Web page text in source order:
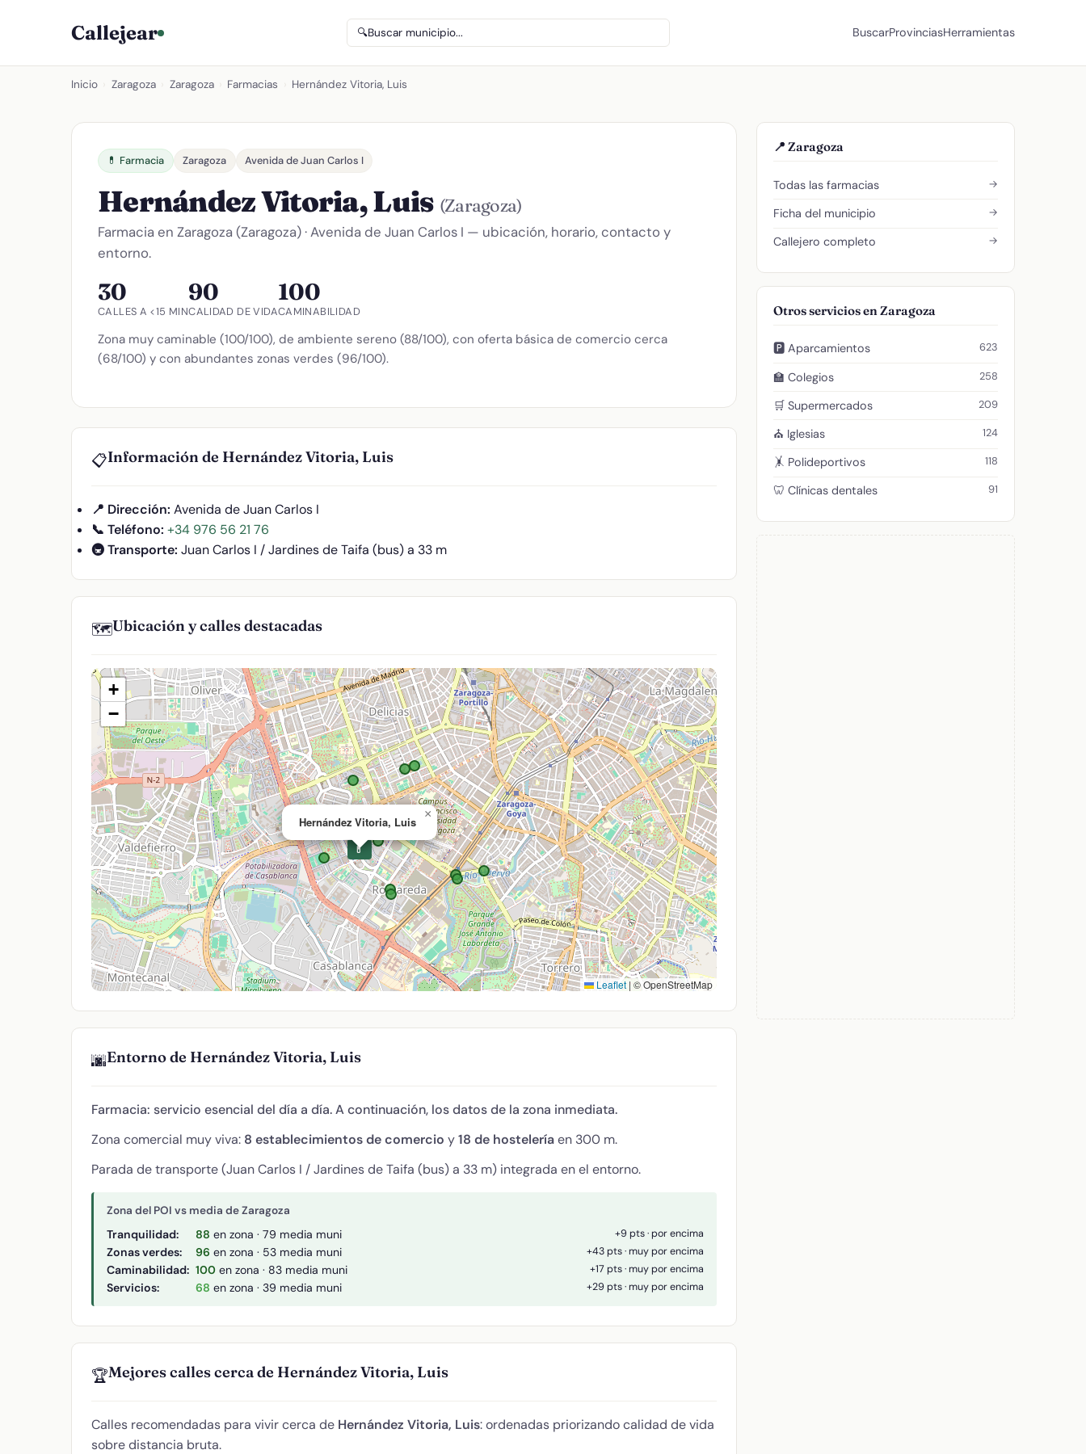
Callejear 🔍Buscar municipio... BuscarProvinciasHerramientas
Inicio Zaragoza Zaragoza Farmacias Hernández Vitoria, Luis
💊 Farmacia Zaragoza Avenida de Juan Carlos I
Hernández Vitoria, Luis (Zaragoza)
Farmacia en Zaragoza (Zaragoza) · Avenida de Juan Carlos I — ubicación, horario, contacto y
entorno.
30
CALLES A <15 MIN
90
CALIDAD DE VIDA
100
CAMINABILIDAD
Zona muy caminable (100/100), de ambiente sereno (88/100), con oferta básica de comercio cerca
(68/100) y con abundantes zonas verdes (96/100).
📋Información de Hernández Vitoria, Luis
📍 Dirección: Avenida de Juan Carlos I
📞 Teléfono: +34 976 56 21 76
🚇 Transporte: Juan Carlos I / Jardines de Taifa (bus) a 33 m
🗺️Ubicación y calles destacadas
💊
Hernández Vitoria, Luis
×
+
−
Leaflet | © OpenStreetMap
🌆Entorno de Hernández Vitoria, Luis
Farmacia: servicio esencial del día a día. A continuación, los datos de la zona inmediata.
Zona comercial muy viva: 8 establecimientos de comercio y18 de hosteleríaen 300 m.
Parada de transporte (Juan Carlos I / Jardines de Taifa (bus) a 33 m) integrada en el entorno.
Zona del POI vs media de Zaragoza
Tranquilidad: 88 en zona · 79 media muni +9 pts · por encima
Zonas verdes: 96 en zona · 53 media muni +43 pts · muy por encima
Caminabilidad: 100 en zona · 83 media muni +17 pts · muy por encima
Servicios: 68 en zona · 39 media muni +29 pts · muy por encima
🏆Mejores calles cerca de Hernández Vitoria, Luis
Calles recomendadas para vivir cerca de Hernández Vitoria, Luis: ordenadas priorizando calidad de vida
sobre distancia bruta.
📍 Zaragoza
Todas las farmacias →
Ficha del municipio →
Callejero completo →
Otros servicios en Zaragoza
🅿️ Aparcamientos 623
🏫 Colegios 258
🛒 Supermercados 209
⛪ Iglesias 124
🤸 Polideportivos 118
🦷 Clínicas dentales 91